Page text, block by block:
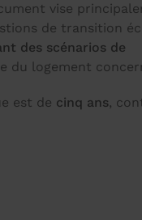
vise
de transition
des scénarios de
du logement
est de cinq ans,